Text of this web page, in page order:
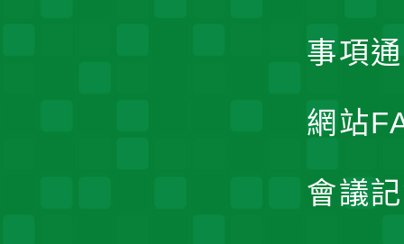
事項
網站
會議